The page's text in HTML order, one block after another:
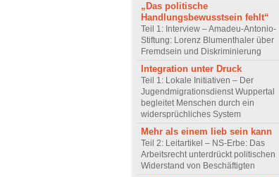
„Das politische
Handlungsbewusstsein fehlt“
Teil 1: Interview – Amadeu-Antonio-
Stiftung: Lorenz Blumenthaler über
Fremdsein und Diskriminierung
Integration unter Druck
Teil 1: Lokale Initiativen – Der
Jugendmigrationsdienst Wuppertal
begleitet Menschen durch ein
widersprüchliches System
Mehr als einem lieb sein kann
Teil 2: Leitartikel – NS-Erbe: Das
Arbeitsrecht unterdrückt politischen
Widerstand von Beschäftigten